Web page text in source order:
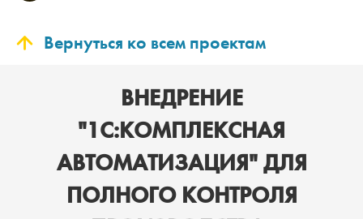
Вернуться ко всем проектам
ВНЕДРЕНИЕ
"1С:КОМПЛЕКСНАЯ
АВТОМАТИЗАЦИЯ" ДЛЯ
ПОЛНОГО КОНТРОЛЯ